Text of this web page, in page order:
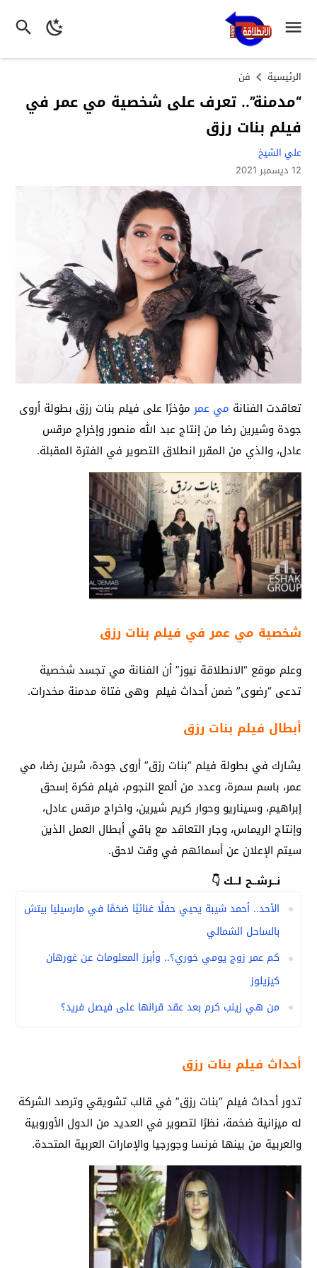
الرئيسية فن
“مدمنة”.. تعرف على شخصية مي عمر في
فيلم بنات رزق
علي الشيخ
12 ديسمبر 2021
تعاقدت الفنانة مي عمرمؤخرًا على فيلم بنات رزق بطولة أروى
جودة وشيرين رضا من إنتاج عبد الله منصور وإخراج مرقس
عادل، والذي من المقرر انطلاق التصوير في الفترة المقبلة.
شخصية مي عمر في فيلم بنات رزق
وعلم موقع “الانطلاقة نيوز” أن الفنانة مي تجسد شخصية
تدعى “رضوى” ضمن أحداث فيلم وهى فتاة مدمنة مخدرات.
أبطال فيلم بنات رزق
يشارك في بطولة فيلم “بنات رزق” أروى جودة، شرين رضا، مي
عمر، باسم سمرة، وعدد من ألمع النجوم، فيلم فكرة إسحق
إبراهيم، وسيناريو وحوار كريم شيرين، واخراج مرقس عادل،
وإنتاج الريماس، وجار التعاقد مع باقي أبطال العمل الذين
سيتم الإعلان عن أسمائهم في وقت لاحق.
نــرشــح لــك 👇
الأحد.. أحمد شيبة يحيي حفلًا غنائيًا ضخمًا في مارسيليا بيتش
بالساحل الشمالي
كم عمر زوج يومي خوري؟.. وأبرز المعلومات عن غورهان
كيزيلوز
من هي زينب كرم بعد عقد قرانها على فيصل فريد؟
أحداث فيلم بنات رزق
تدور أحداث فيلم “بنات رزق” في قالب تشويقي وترصد الشركة
له ميزانية ضخمة، نظرًا لتصوير في العديد من الدول الأوروبية
والعربية من بينها فرنسا وجورجيا والإمارات العربية المتحدة.